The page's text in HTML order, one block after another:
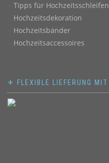
Tipps für Hochzeitsschleifen
Hochzeitsdekoration
Hochzeitsbänder
Hochzeitsaccessoires
✈ FLEXIBLE LIEFERUNG MIT